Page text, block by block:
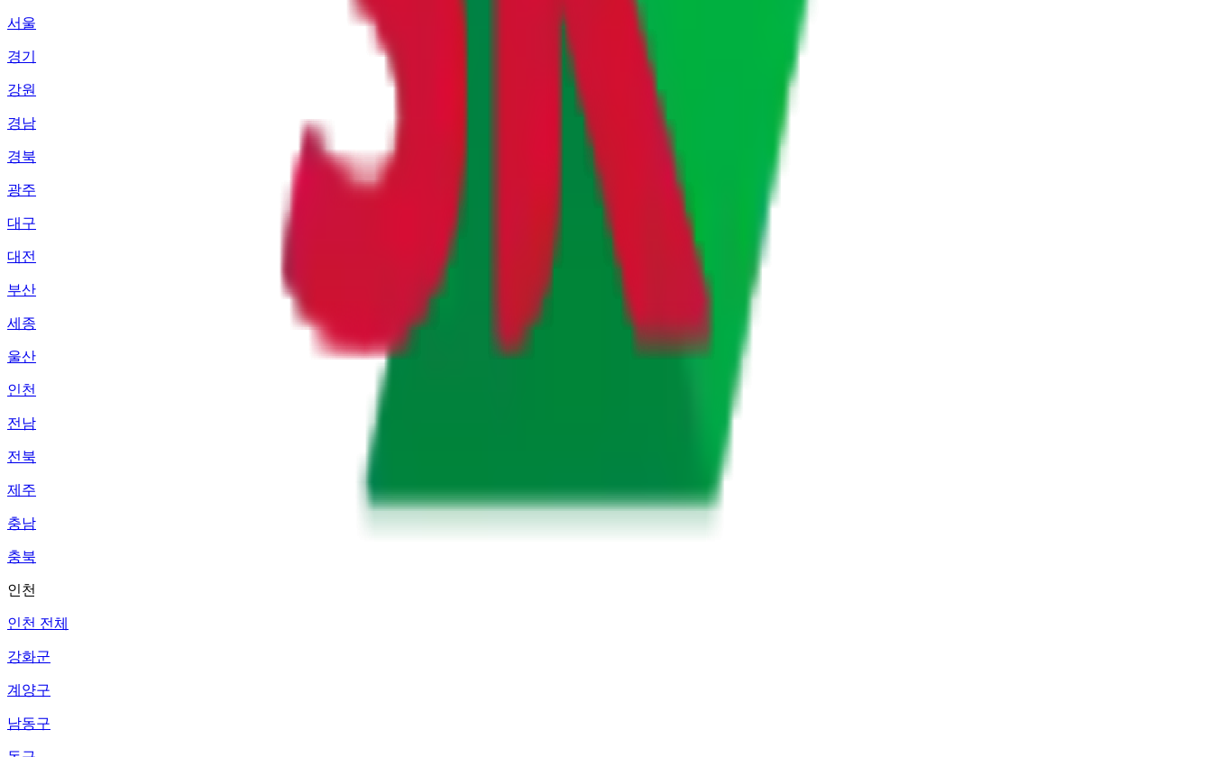
서울
경기
강원
경남
경북
광주
대구
대전
부산
세종
울산
인천
전남
전북
제주
충남
충북
인천
인천 전체
강화군
계양구
남동구